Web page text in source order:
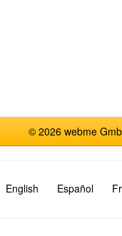
© 2026 webme
English Español